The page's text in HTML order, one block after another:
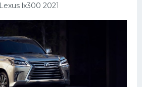
Lexus lx300 2021